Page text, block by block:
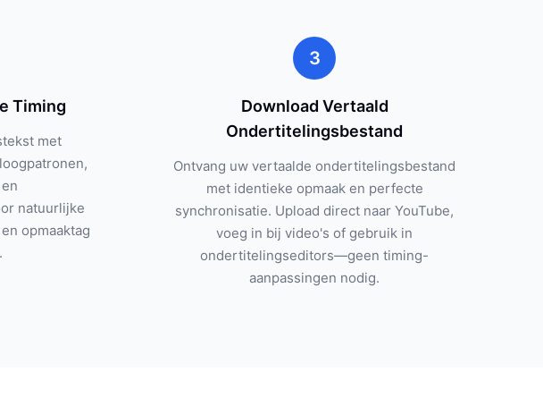
Timing
met
natuurlijke
opmaaktag
3
Download Vertaald
Ondertitelingsbestand
Ontvang uw vertaalde ondertitelingsbestand
met identieke opmaak en perfecte
synchronisatie. Upload direct naar YouTube,
voeg in bij video's of gebruik in
ondertitelingseditors—geen timing-
aanpassingen nodig.